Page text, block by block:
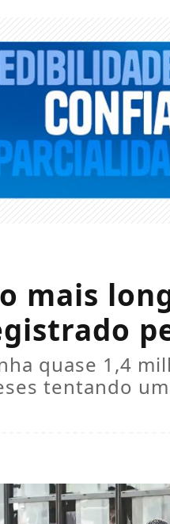
mais
quase 1,4
tentando